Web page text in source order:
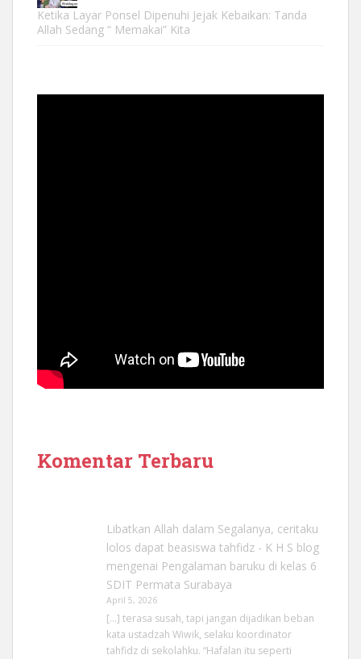
Ketika Layar Ponsel Dipenuhi Jejak Kebaikan: Tanda
Allah Sedang “ Memakai” Kita
Komentar Terbaru
Libatkan Allah dalam Segalanya, ceritaku
lolos dapat beasiswa tahfidz - K H S blog
mengenai Pengalaman baruku di kelas 6
SDIT Permata Surabaya
April 5, 2026
[…] terasa susah, tapi jangan dijadikan beban
kata ustadzah Wiwik, selaku koordinator
tahfidz di sekolahku. “Hafalan itu seperti